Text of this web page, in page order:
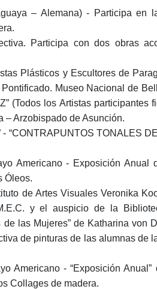
– Alemana) - Participa en
Participa con dos obras
Plásticos y Escultores de
Museo Nacional de
(Todos los Artistas participantes
– Arzobispado de Asunción.
“CONTRAPUNTOS TONALES
Americano - Exposición Anual
Óleos.
de Artes Visuales Veronika
y el auspicio de la
las Mujeres” de Katharina von
de pinturas de las alumnas de
Americano - “Exposición
Collages de madera.